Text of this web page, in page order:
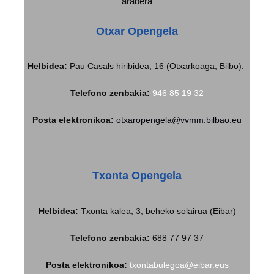
Otxar Opengela
Helbidea: Pau Casals hiribidea, 16 (Otxarkoaga, Bilbo).
Telefono zenbakia: 946 85 19 32
Posta elektronikoa: otxaropengela@vvmm.bilbao.eu
Txonta Opengela
Helbidea: Txonta kalea, 3, beheko solairua (Eibar)
Telefono zenbakia: 688 77 97 37
Posta elektronikoa: txontabulegoa@eibar.eus